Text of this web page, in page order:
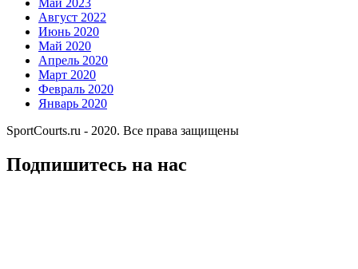
Август 2022
Июнь 2020
Май 2020
Апрель 2020
Март 2020
Февраль 2020
Январь 2020
SportCourts.ru - 2020. Все права защищены
Подпишитесь на нас